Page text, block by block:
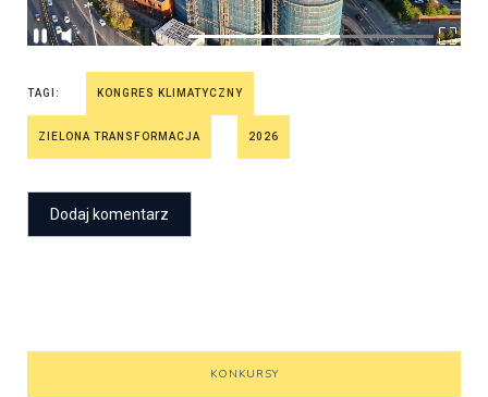
TAGI: KONGRES KLIMATYCZNY
ZIELONA TRANSFORMACJA 2026
KONKURSY